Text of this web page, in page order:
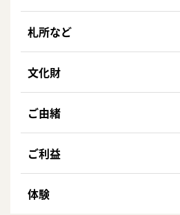
札所など
文化財
ご由緒
ご利益
体験